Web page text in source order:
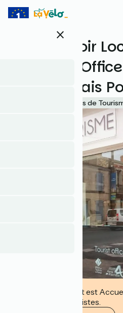
Aller
close
Le Comptoir
Marans -
Aunis Marais
Offices de
Cet établissement est
accueillir des cyclistes.